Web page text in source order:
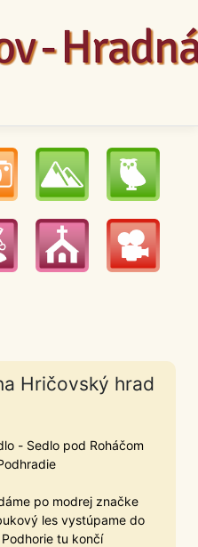
Hričovský hrad
po modrej značke
les vystúpame do
tu končí